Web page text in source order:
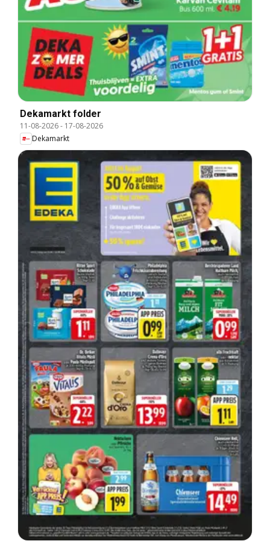
Dekamarkt folder
11-08-2026- 17-08-2026
Dekamarkt